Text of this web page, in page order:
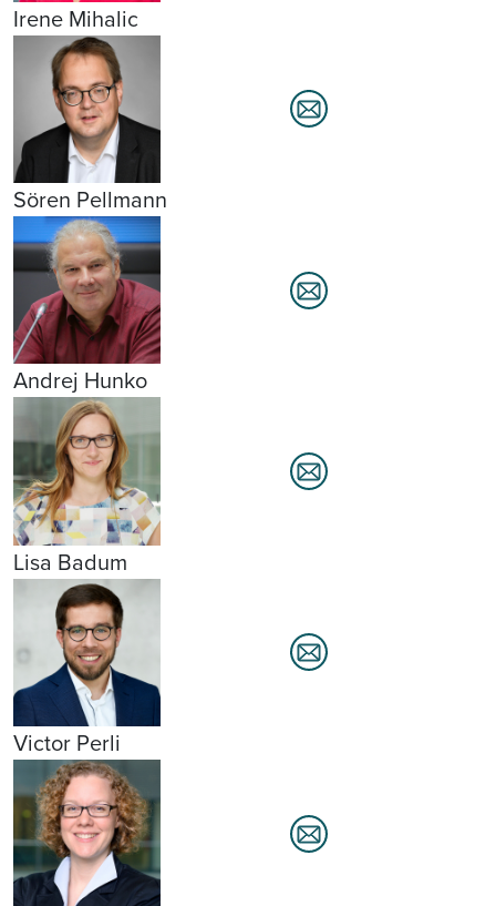
Irene Mihalic
Sören Pellmann
Andrej Hunko
Lisa Badum
Victor Perli